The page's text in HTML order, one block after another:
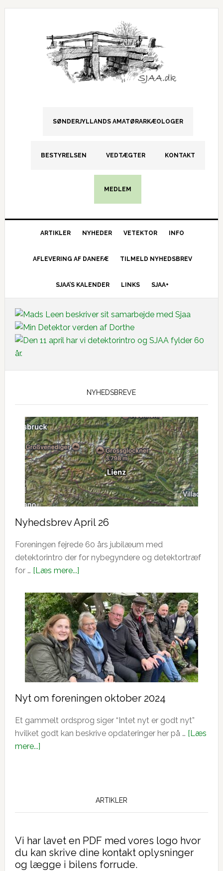
Gå
Skip
Gå
SØNDERJYLLANDS AMATØRARKÆOLOGER
BESTYRELSEN VEDTÆGTER KONTAKT
MEDLEM
ARTIKLER NYHEDER VETEKTOR INFO
AFLEVERING AF DANEFÆ TILMELD NYHEDSBREV
SJAA’S KALENDER LINKS SJAA+
Main
Content
NYHEDSBREVE
Nyhedsbrev April 26
Foreningen fejrede 60 års jubilæum med
detektorintro der for nybegyndere og detektortræf
for … [Læs mere...]om
April
26
Nyt om foreningen oktober 2024
Et gammelt ordsprog siger “Intet nyt er godt nyt”
hvilket godt kan beskrive opdateringer her på … [Læs
mere...]om
2024
ARTIKLER
Vi har lavet en PDF med vores logo hvor
du kan skrive dine kontakt oplysninger
og lægge i bilens forrude.